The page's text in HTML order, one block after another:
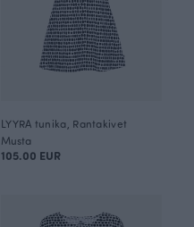
LYYRA tunika, Rantakivet
Musta
105.00 EUR